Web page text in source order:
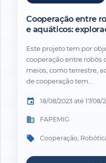
Cooperação entre
e aquáticos:
Este projeto tem por
cooperação entre
meios, como terrestre,
de cooperação tem...
event 18/08/2023 até 17/08/
business FAPEMIG
local_offer Cooperação,